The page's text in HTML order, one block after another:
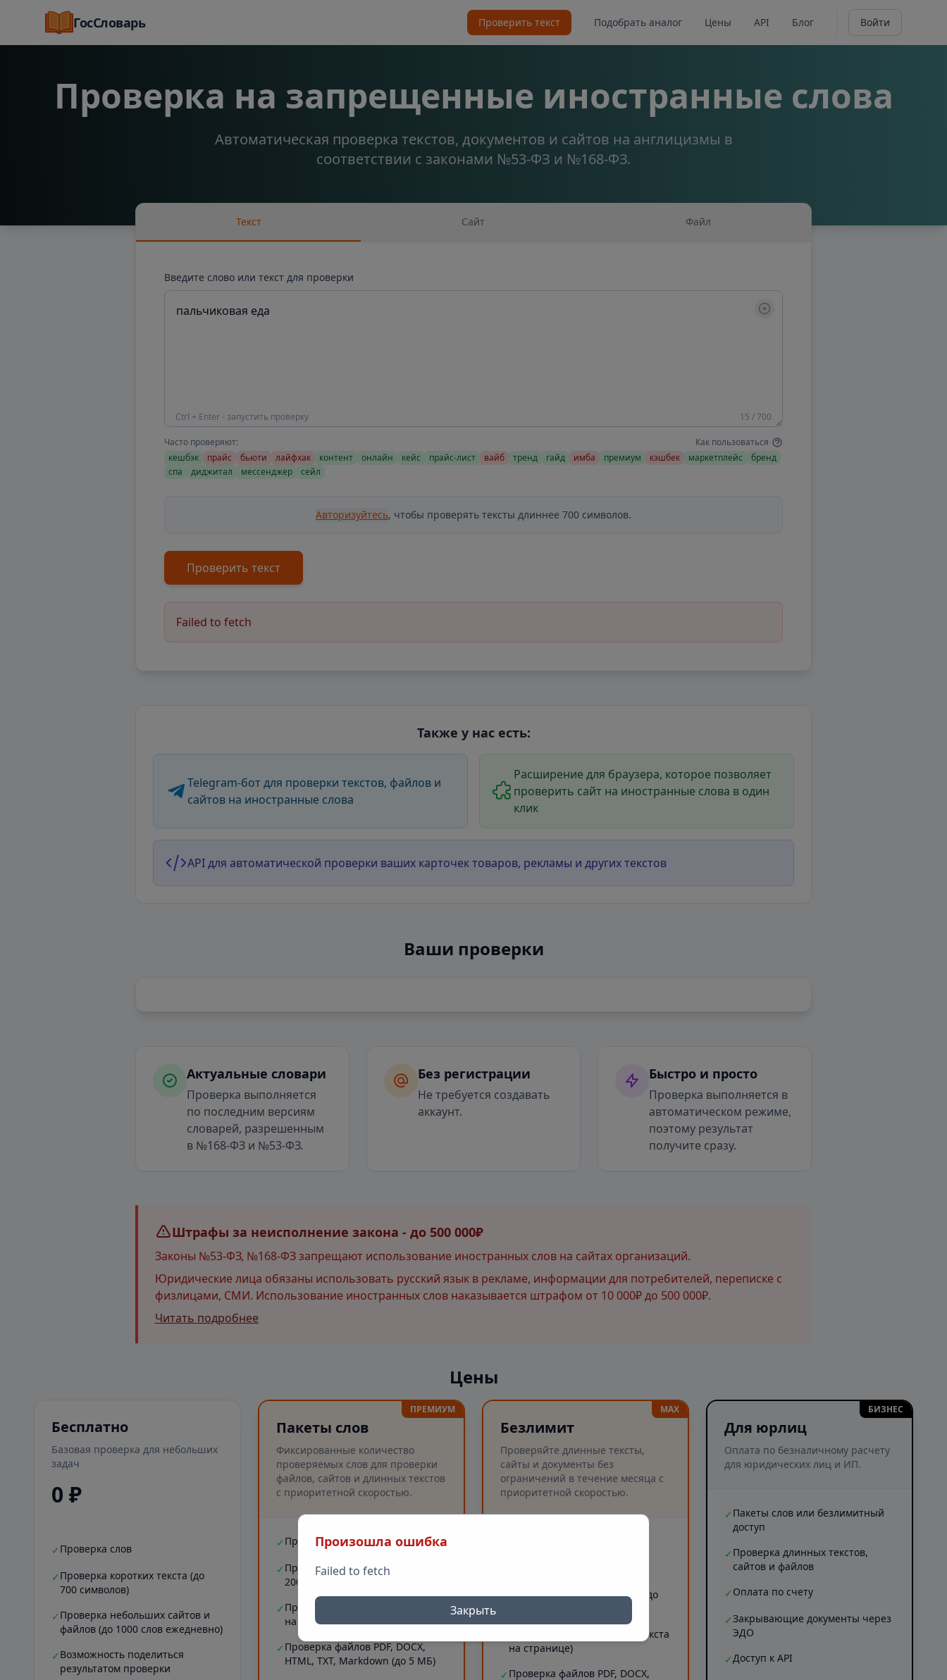
ГосСловарь Проверить текст Подобрать аналог Цены API Блог Войти
Проверка на запрещенные иностранные слова
Автоматическая проверка текстов, документов и сайтов на англицизмы в
соответствии с законами №53-ФЗ и №168-ФЗ.
Текст Сайт Файл
Введите слово или текст для проверки
Ctrl + Enter - запустить проверку 15 / 700
Часто проверяют:
Как пользоваться
кешбэк
прайс бьюти лайфхак контент онлайн кейс прайс-лист вайб тренд гайд имба премиум кэшбек маркетплейс
бренд
спа
диджитал мессенджер сейл
Авторизуйтесь, чтобы проверять тексты длиннее 700 символов.
Проверить текст
Failed to fetch
Также у нас есть:
Telegram-бот для проверки текстов, файлов и
сайтов на иностранные слова
Расширение для браузера, которое позволяет
проверить сайт на иностранные слова в один
клик
API для автоматической проверки ваших карточек товаров, рекламы и других текстов
Ваши проверки
Актуальные словари
Проверка выполняется
по последним версиям
словарей, разрешенным
в №168-ФЗ и №53-ФЗ.
Без регистрации
Не требуется создавать
аккаунт.
Быстро и просто
Проверка выполняется в
автоматическом режиме,
поэтому результат
получите сразу.
Штрафы за неисполнение закона - до 500 000₽
Законы №53-ФЗ, №168-ФЗ запрещают использование иностранных слов на сайтах организаций.
Юридические лица обязаны использовать русский язык в рекламе, информации для потребителей, переписке с
физлицами, СМИ. Использование иностранных слов наказывается штрафом от 10 000₽ до 500 000₽.
Читать подробнее
Цены
Бесплатно
Базовая проверка для небольших
задач
0 ₽
✓ Проверка слов
✓ Проверка коротких текста (до
700 символов)
✓ Проверка небольших сайтов и
файлов (до 1000 слов ежедневно)
✓ Возможность поделиться
результатом проверки
ПРЕМИУМ
Пакеты слов
Фиксированные количество
проверяемых слов для проверки
файлов, сайтов и длинных текстов
с приоритетной скоростью.
✓ Проверка слов
✓ Проверка длинных текстов (до
20000 символов)
✓ Проверка сайтов (до 5 МБ текста
на странице)
✓ Проверка файлов PDF, DOCX,
HTML, TXT, Markdown (до 5 МБ)
MAX
Безлимит
Проверяйте длинные тексты,
сайты и документы без
ограничений в течение месяца с
приоритетной скоростью.
✓Проверка длинных текстов (до
Проверка сайтов (до 5 МБ текста
на странице)
✓ Проверка файлов PDF, DOCX,
БИЗНЕС
Для юрлиц
Оплата по безналичному расчету
для юридических лиц и ИП.
✓ Пакеты слов или безлимитный
доступ
✓ Проверка длинных текстов,
сайтов и файлов
✓ Оплата по счету
✓Закрывающие документы через
ЭДО
✓Доступ к API
Произошла ошибка
Failed to fetch
Закрыть